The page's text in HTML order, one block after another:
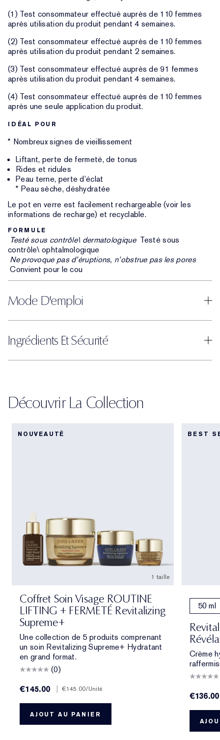
(1) Test consommateur effectué auprès de 110 femmes
après utilisation du produit pendant 4 semaines.
(2) Test consommateur effectué auprès de 110 femmes
après utilisation du produit pendant 2 semaines.
(3) Test consommateur effectué auprès de 91 femmes
après utilisation du produit pendant 4 semaines.
(4) Test consommateur effectué auprès de 110 femmes
après une seule application du produit.
IDÉAL POUR
* Nombreux signes de vieillissement
Liftant, perte de fermeté, de tonus
Rides et ridules
Peau terne, perte d’éclat
* Peau sèche, déshydratée
Le pot en verre est facilement rechargeable (voir les
informations de recharge) et recyclable.
FORMULE
Testé sous contrôle\ dermatologique Testé sous
contrôle\ ophtalmologique
Ne provoque pas d’éruptions, n’obstrue pas les pores
Convient pour le cou
Mode D'emploi
Ingrédients Et Sécurité
Découvrir La Collection
NOUVEAUTÉ
1 taille
Coffret Soin Visage ROUTINE
LIFTING + FERMETÉ Revitalizing
Supreme+
Une collection de 5 produits comprenant
un soin Revitalizing Supreme+ Hydratant
en grand format.
(0)
€145.00
| €145.00/Unité
AJOUT AU PANIER
BEST
50 ml
Crème
€136.00